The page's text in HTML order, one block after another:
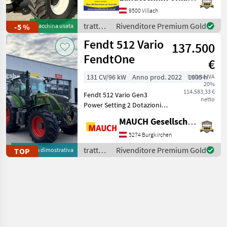
-5 % Macchina usata
Motorstaubremse, 50 km/h
AutoCommand Getriebe
mit aktiver
Stillstandsregelung,
gefedert
9500 Villach
trattori
/ New
Holland
Rivenditore Premium Gold
TOP
Macchina dimostrativa
Fendt 512 Vario
FendtOne
137.500
€
inclusa IVA
20%
114.583,33 €
netto
131 CV/96 kW Anno prod. 2022
1005 h
Fendt 512 Vario Gen3
Power Setting 2 Dotazioni: -
posizione/scarico - 4
distributori idraulici
posteriori a doppio effetto
DUDK - Pompa idrau
MAUCH Gesellschaft m.b.H. & Co.KG
5274 Burgkirchen
trattori
/ Fendt
Rivenditore Premium Gold